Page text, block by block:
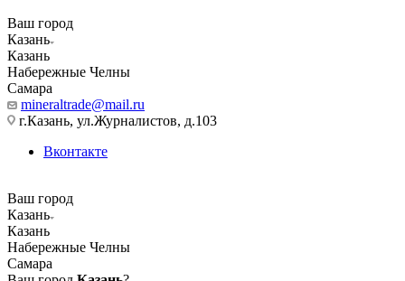
Ваш город
Казань
Казань
Набережные Челны
Самара
mineraltrade@mail.ru
г.Казань, ул.Журналистов, д.103
Вконтакте
Ваш город
Казань
Казань
Набережные Челны
Самара